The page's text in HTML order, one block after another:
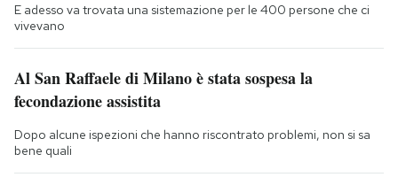
E adesso va trovata una sistemazione per le 400 persone che ci
vivevano
Al San Raffaele di Milano è stata sospesa la
fecondazione assistita
Dopo alcune ispezioni che hanno riscontrato problemi, non si sa
bene quali